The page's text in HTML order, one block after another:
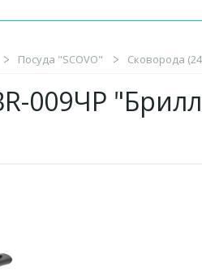
Посуда "SCOVO" Сковорода
009ЧР